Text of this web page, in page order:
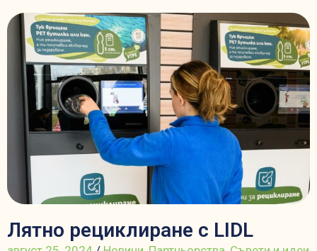
Лятно рециклиране с LIDL